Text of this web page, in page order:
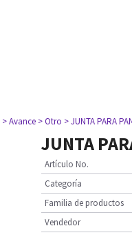
> Avance > Otro > JUNTA PARA
JUNTA
Artículo No.
Categoría
Familia de productos
Vendedor